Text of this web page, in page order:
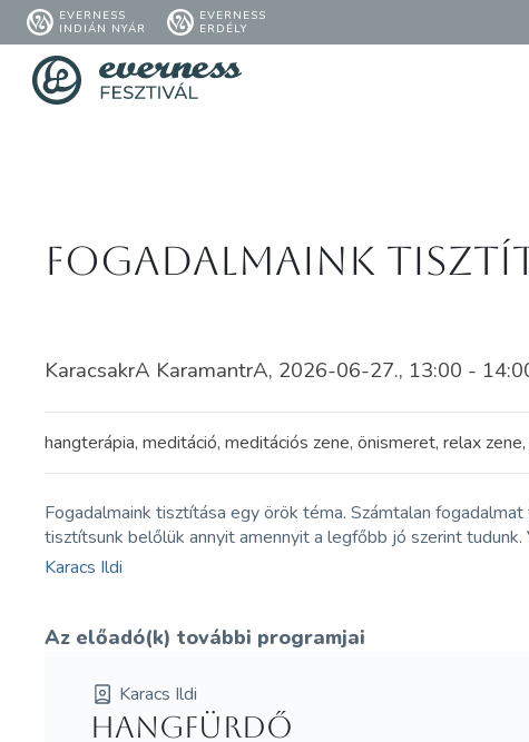
EVERNESS
INDIÁN NYÁR
EVERNESS
ERDÉLY
Fogadalmaink
KaracsakrA KaramantrA, 2026-06-27., 13:00 -
hangterápia, meditáció, meditációs zene, önismeret, relax
Fogadalmaink tisztítása egy örök téma. Számtalan
tisztítsunk belőlük annyit amennyit a legfőbb jó szerint
Karacs Ildi
Az előadó(k) további programjai
Karacs Ildi
hangfürdő